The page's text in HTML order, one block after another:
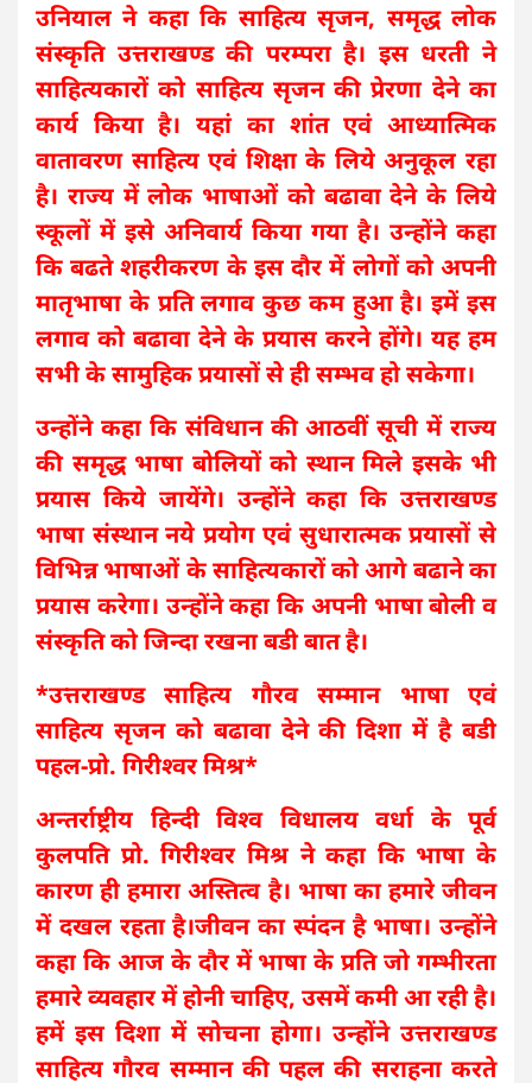
उनियाल ने कहा कि साहित्य सृजन, समृद्ध लोक
संस्कृति उत्तराखण्ड की परम्परा है। इस धरती ने
साहित्यकारों को साहित्य सृजन की प्रेरणा देने का
कार्य किया है। यहां का शांत एवं आध्यात्मिक
वातावरण साहित्य एवं शिक्षा के लिये अनुकूल रहा
है। राज्य में लोक भाषाओं को बढावा देने के लिये
स्कूलों में इसे अनिवार्य किया गया है। उन्होंने कहा
कि बढते शहरीकरण के इस दौर में लोगों को अपनी
मातृभाषा के प्रति लगाव कुछ कम हुआ है। इमें इस
लगाव को बढावा देने के प्रयास करने होंगे। यह हम
सभी के सामुहिक प्रयासों से ही सम्भव हो सकेगा।
उन्होंने कहा कि संविधान की आठवीं सूची में राज्य
की समृद्ध भाषा बोलियों को स्थान मिले इसके भी
प्रयास किये जायेंगे। उन्होंने कहा कि उत्तराखण्ड
भाषा संस्थान नये प्रयोग एवं सुधारात्मक प्रयासों से
विभिन्न भाषाओं के साहित्यकारों को आगे बढाने का
प्रयास करेगा। उन्होंने कहा कि अपनी भाषा बोली व
संस्कृति को जिन्दा रखना बडी बात है।
*उत्तराखण्ड साहित्य गौरव सम्मान भाषा एवं
साहित्य सृजन को बढावा देने की दिशा में है बडी
पहल-प्रो. गिरीश्वर मिश्र*
अन्तर्राष्ट्रीय हिन्दी विश्व विधालय वर्धा के पूर्व
कुलपति प्रो. गिरीश्वर मिश्र ने कहा कि भाषा के
कारण ही हमारा अस्तित्व है। भाषा का हमारे जीवन
में दखल रहता है।जीवन का स्पंदन है भाषा। उन्होंने
कहा कि आज के दौर में भाषा के प्रति जो गम्भीरता
हमारे व्यवहार में होनी चाहिए, उसमें कमी आ रही है।
हमें इस दिशा में सोचना होगा। उन्होंने उत्तराखण्ड
साहित्य गौरव सम्मान की पहल की सराहना करते